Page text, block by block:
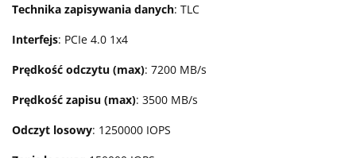
Technika zapisywania danych: TLC
Interfejs: PCIe 4.0 1x4
Prędkość odczytu (max): 7200 MB/s
Prędkość zapisu (max): 3500 MB/s
Odczyt losowy: 1250000 IOPS